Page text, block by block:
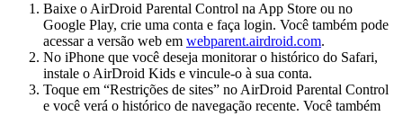
Baixe o AirDroid Parental Control na App Store ou no
Google Play, crie uma conta e faça login. Você também pode
acessar a versão web em webparent.airdroid.com.
No iPhone que você deseja monitorar o histórico do Safari,
instale o AirDroid Kids e vincule-o à sua conta.
Toque em “Restrições de sites” no AirDroid Parental Control
e você verá o histórico de navegação recente. Você também